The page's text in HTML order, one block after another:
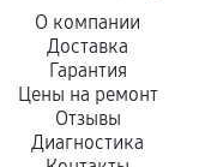
О компании
Доставка
Гарантия
Цены на ремонт
Отзывы
Диагностика